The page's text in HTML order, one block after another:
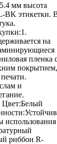
мм высота
BK этикетки.
на
пленка
покрытием,
и
использования
риббон R-